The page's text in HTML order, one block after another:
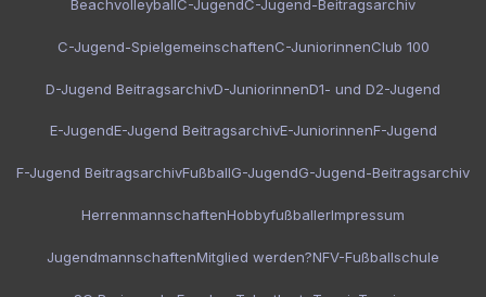
BeachvolleyballC-JugendC-Jugend-Beitragsarchiv
C-Jugend-SpielgemeinschaftenC-JuniorinnenClub 100
D-Jugend BeitragsarchivD-JuniorinnenD1- und D2-Jugend
E-JugendE-Jugend BeitragsarchivE-JuniorinnenF-Jugend
F-Jugend BeitragsarchivFußballG-JugendG-Jugend-Beitragsarchiv
HerrenmannschaftenHobbyfußballerImpressum
JugendmannschaftenMitglied werden?NFV-Fußballschule